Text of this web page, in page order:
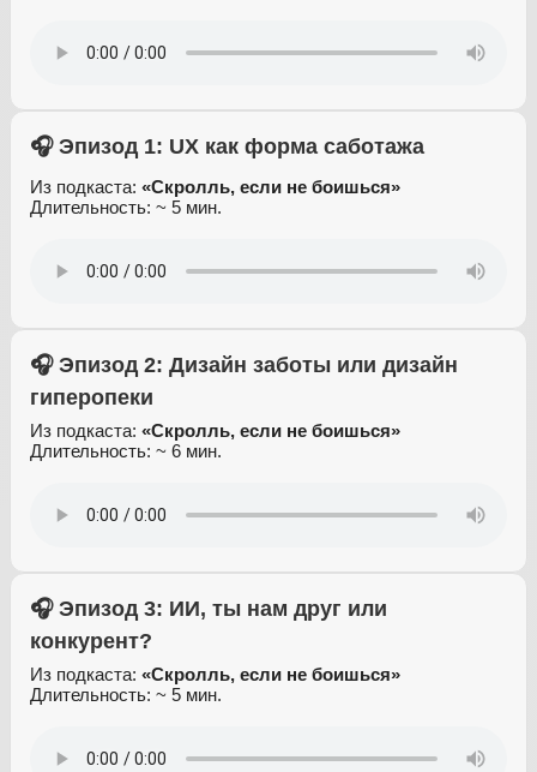
🎧 Эпизод 1: UX как форма саботажа
Из подкаста: «Скролль, если не боишься»
Длительность: ~ 5 мин.
🎧 Эпизод 2: Дизайн заботы или дизайн
гиперопеки
Из подкаста: «Скролль, если не боишься»
Длительность: ~ 6 мин.
🎧 Эпизод 3: ИИ, ты нам друг или
конкурент?
Из подкаста: «Скролль, если не боишься»
Длительность: ~ 5 мин.